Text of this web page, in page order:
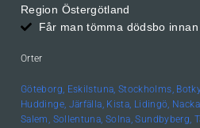
Region Östergötland
Får man tömma dödsbo
Orter
Göteborg, Eskilstuna, Stockholms,
Huddinge, Järfälla, Kista, Lidingö,
Salem, Sollentuna, Solna, Sundbyberg,